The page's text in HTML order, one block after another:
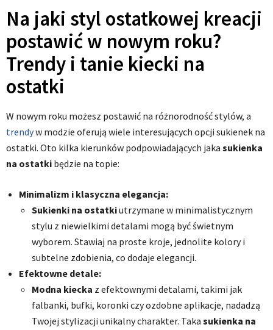
Na jaki styl ostatkowej kreacji
postawić w nowym roku?
Trendy i tanie kiecki na
ostatki
W nowym roku możesz postawić na różnorodność stylów, a
trendyw modzie oferują wiele interesujących opcji sukienek na
ostatki. Oto kilka kierunków podpowiadających jaka sukienka
na ostatki będzie na topie:
Minimalizm i klasyczna elegancja:
Sukienki na ostatkiutrzymane w minimalistycznym
stylu z niewielkimi detalami mogą być świetnym
wyborem. Stawiaj na proste kroje, jednolite kolory i
subtelne zdobienia, co dodaje elegancji.
Efektowne detale:
Modna kiecka z efektownymi detalami, takimi jak
falbanki, bufki, koronki czy ozdobne aplikacje, nadadzą
Twojej stylizacji unikalny charakter. Taka sukienka na